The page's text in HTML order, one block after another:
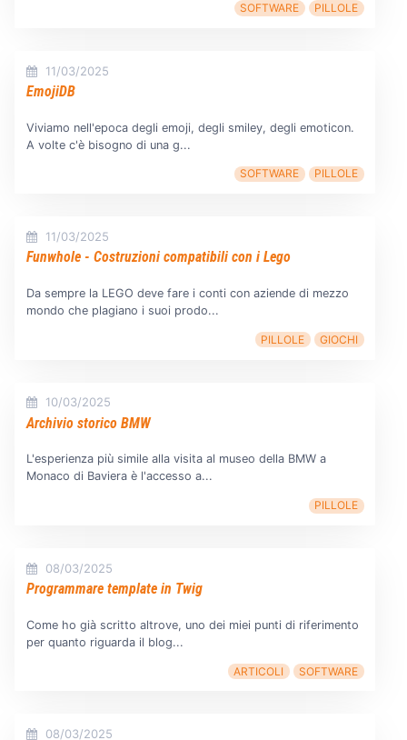
SOFTWARE PILLOLE
11/03/2025
EmojiDB
Viviamo nell'epoca degli emoji, degli smiley, degli emoticon.
A volte c'è bisogno di una g...
SOFTWARE PILLOLE
11/03/2025
Funwhole - Costruzioni compatibili con i Lego
Da sempre la LEGO deve fare i conti con aziende di mezzo
mondo che plagiano i suoi prodo...
PILLOLE GIOCHI
10/03/2025
Archivio storico BMW
L'esperienza più simile alla visita al museo della BMW a
Monaco di Baviera è l'accesso a...
PILLOLE
08/03/2025
Programmare template in Twig
Come ho già scritto altrove, uno dei miei punti di riferimento
per quanto riguarda il blog...
ARTICOLI SOFTWARE
08/03/2025